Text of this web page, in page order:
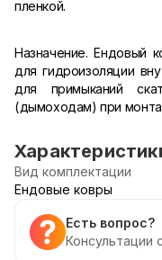
пленкой.
Назначение. Ендовый
для гидроизоляции
для примыканий
(дымоходам) при
Вид комплектации
Ендовые ковры
Есть вопрос?
Консультации